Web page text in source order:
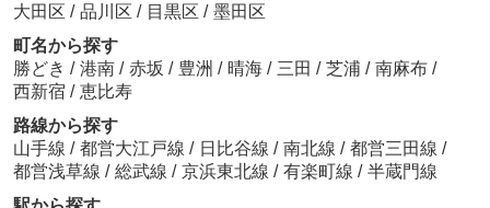
大田区 / 品川区 / 目黒区 / 墨田区
町名から探す
勝どき / 港南 / 赤坂 / 豊洲 / 晴海 / 三田 / 芝浦 / 南麻布 /
西新宿 / 恵比寿
路線から探す
山手線 / 都営大江戸線 / 日比谷線 / 南北線 / 都営三田線 /
都営浅草線 / 総武線 / 京浜東北線 / 有楽町線 / 半蔵門線